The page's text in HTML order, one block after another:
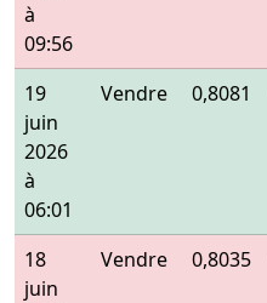
à
09:56
19
juin
2026
à
06:01
Vendre 0,8081
18
juin
Vendre 0,8035